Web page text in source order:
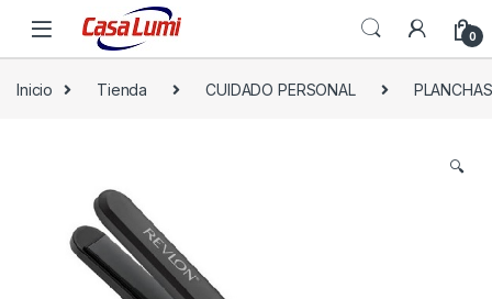
0
Inicio Tienda CUIDADO PERSONAL
🔍